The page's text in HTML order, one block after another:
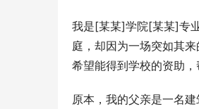
我是[某某]学院[某某]专
庭，却因为一场突如其
希望能得到学校的资助，
原本，我的父亲是一名